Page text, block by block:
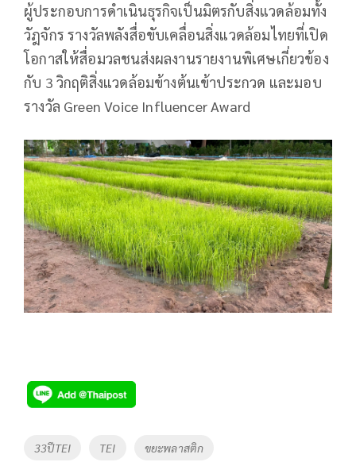
ผู้ประกอบการดำเนินธุรกิจเป็นมิตรกับสิ่งแวดล้อมทั้ง
วัฎจักร รางวัลพลังสื่อขับเคลื่อนสิ่งแวดล้อมไทยที่เปิด
โอกาสให้สื่อมวลชนส่งผลงานรายงานพิเศษเกี่ยวข้อง
กับ 3 วิกฤติสิ่งแวดล้อมข้างต้นเข้าประกวด และมอบ
รางวัล Green Voice Influencer Award
Tags
33ปีTEI TEI ขยะพลาสติก